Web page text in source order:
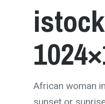
African woman